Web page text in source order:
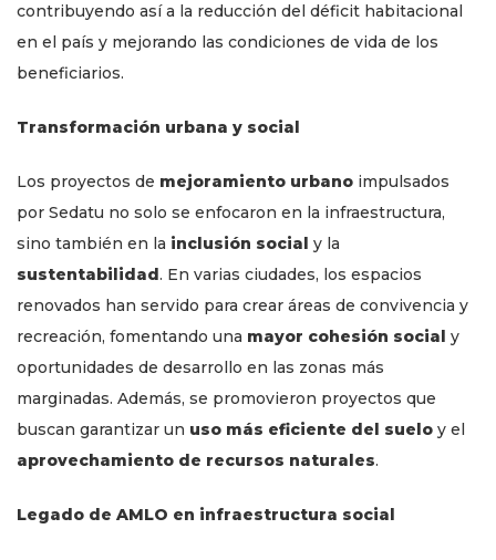
contribuyendo así a la reducción del déficit habitacional
en el país y mejorando las condiciones de vida de los
beneficiarios.
Transformación urbana y social
Los proyectos de mejoramiento urbano impulsados
por Sedatu no solo se enfocaron en la infraestructura,
sino también en la inclusión social y la
sustentabilidad . En varias ciudades, los espacios
renovados han servido para crear áreas de convivencia y
recreación, fomentando una mayor cohesión social y
oportunidades de desarrollo en las zonas más
marginadas. Además, se promovieron proyectos que
buscan garantizar un uso más eficiente del suelo y el
aprovechamiento de recursos naturales.
Legado de AMLO en infraestructura social